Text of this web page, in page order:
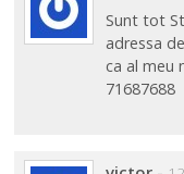
Sunt tot
adressa
ca al meu
71687688